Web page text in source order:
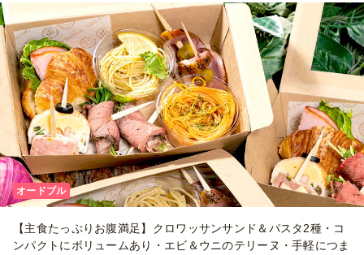
オードブル
【主食たっぷりお腹満足】クロワッサンサンド＆パスタ2種・コ
ンパクトにボリュームあり・エビ＆ウニのテリーヌ・手軽につま